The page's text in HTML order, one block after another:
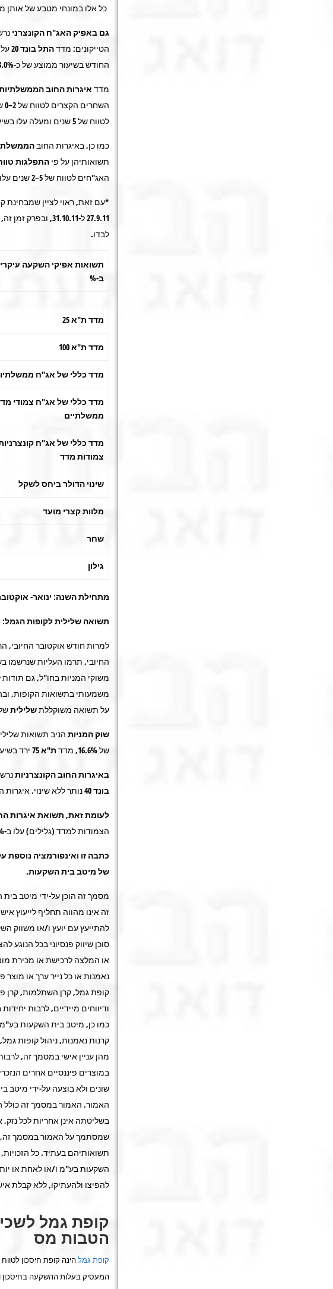
כל אלו במונחי מטבע של אותן
גם באפיק האג"ח הקונצרני
הטייקונים: מדדהתל בונד20עלה
החודש בשיעור ממוצע של כ-3.0%.
מדד איגרותהחוב
לטווח של 5 שנים ומעלה עלו בשיעור של 0.9%.
כמו כן, באיגרות החוב
תשואותיהן על פי התפלגות
האג"חים לטווח של 5–2 שנים עלו ב-0.2% והאג"חים לטווח של 5 שנים ומעלה עלו בשיעור הגבוה של 1.2%.
*עם זאת, ראוי לציין
27
לבדו.
תשואות אפיקי השקעה
ב-%
מדד ת"א 25
מדד ת"א 100
מדד כללי של אג"ח
מדד כללי של אג"ח צמודי
ממשלתיים
מדד כללי של אג"ח
צמודות מדד
שינוי הדולר ביחס לשקל
מלוות קצרי מועד
שחר
גילון
מתחילת השנה: ינואר- אוקטובר
תשואה שליליתלקופות הגמל: 2.9%
למרות חודש אוקטובר החיובי,
החיובי, תרמו העליות שנרשמו
משוקי המניות בחו"ל, גם
משמעותי בתשואות הקופות,
על תשואה משוקללתשליליתשל
שוק המניות הניב תשואות
של 16.6%, מדד
ת"א 75 ירד בשיעור
באיגרות החוב הקונצרניות
בונד 40
נותר ללא שינוי. איגרות
לעומת זאת, תשואת איגרות
הצמודות למדד (גלילים) עלו ב-4.1% ואיגרות החוב השקליות (שחרים) עלו בשיעור של 4.7%.
כתבה זו ואינפורמציה נוספת
של מיטב בית השקעות.
מסמך זה הוכן על-ידי מיטב
זה אינו מהווה תחליף לייעוץ
להתייעץ עם יועץ ו/או משווק
סוכן שיווק פנסיוני בכל הנוגע
או המלצה לרכישת או מכירת
נאמנות או כל נייר ערך או מוצר
קופת גמל, קרן השתלמות, קרן
ודיווחים מיידיים, לרבות
כמו כן, מיטב בית השקעות בע"מ,
קרנות נאמנות, ניהול קופות
מהן עניין אישי במסמך זה,
במוצרים פיננסיים אחרים
שונים ולא בוצעה על-ידי
האמור. האמור במסמך זה כולל
בשליטתה אינן אחריות לכל
שמסתמך על האמור במסמך זה,
תשואותיהם בעתיד. כל הזכויות,
השקעות בע"מ ו/או לאחת או
להפיצו ולהעתיקו, ללא קבלת
קופת גמל
הטבות מס
קופת גמלהינה קופת חיסכון
המעסיק בעלות ההשקעה בחיסכון